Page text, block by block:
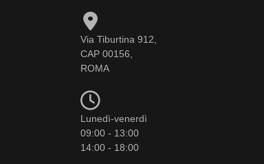
Via Tiburtina 912,
CAP 00156,
ROMA
Lunedì-venerdì
09:00 - 13:00
14:00 - 18:00